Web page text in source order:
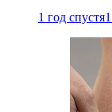
1 год спустя